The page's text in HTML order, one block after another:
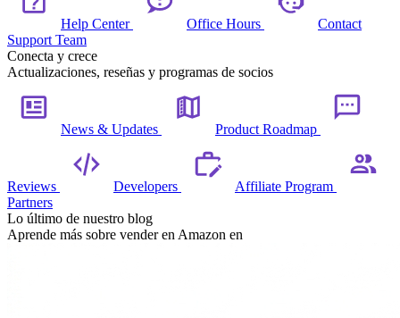
Help Center Office Hours
Contact
Support Team
Conecta y crece
Actualizaciones, reseñas y programas de socios
News & Updates Product Roadmap
Reviews Developers
Affiliate Program
Partners
Lo último de nuestro blog
Aprende más sobre vender en Amazon en